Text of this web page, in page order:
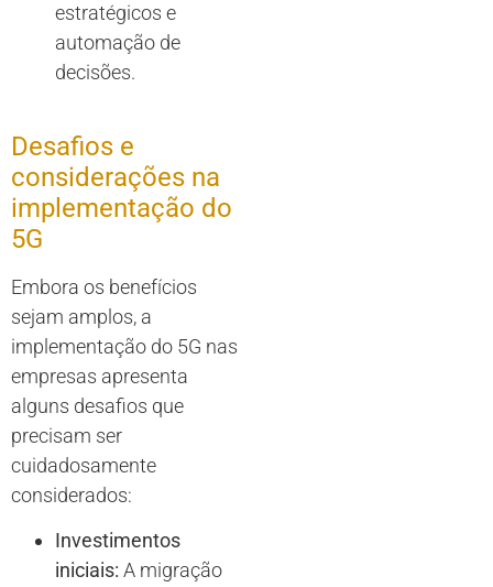
estratégicos e
automação de
decisões.
Desafios e
considerações na
implementação do
5G
Embora os benefícios
sejam amplos, a
implementação do 5G nas
empresas apresenta
alguns desafios que
precisam ser
cuidadosamente
considerados:
Investimentos
iniciais: A migração